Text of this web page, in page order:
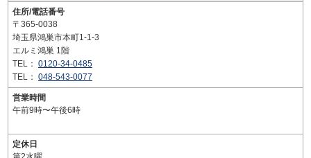
住所/電話番号
〒365-0038
埼玉県鴻巣市本町1-1-3
エルミ鴻巣 1階
TEL： 0120-34-0485
TEL： 048-543-0077
営業時間
午前9時〜午後6時
定休日